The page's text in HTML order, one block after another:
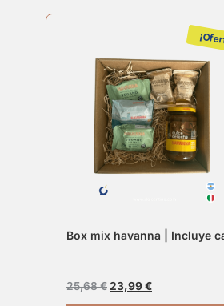
Box mix havanna | Incluye
25,68€23,99€